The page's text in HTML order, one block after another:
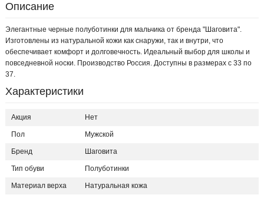
Описание
Элегантные черные полуботинки для мальчика от бренда "Шаговита".
Изготовлены из натуральной кожи как снаружи, так и внутри, что
обеспечивает комфорт и долговечность. Идеальный выбор для школы и
повседневной носки. Производство Россия. Доступны в размерах с 33 по
37.
Характеристики
Акция Нет
Пол Мужской
Бренд Шаговита
Тип обуви Полуботинки
Материал верха Натуральная кожа